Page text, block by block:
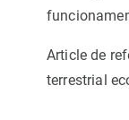
Article de
terrestrial